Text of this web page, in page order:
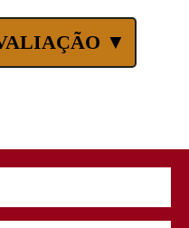
▼